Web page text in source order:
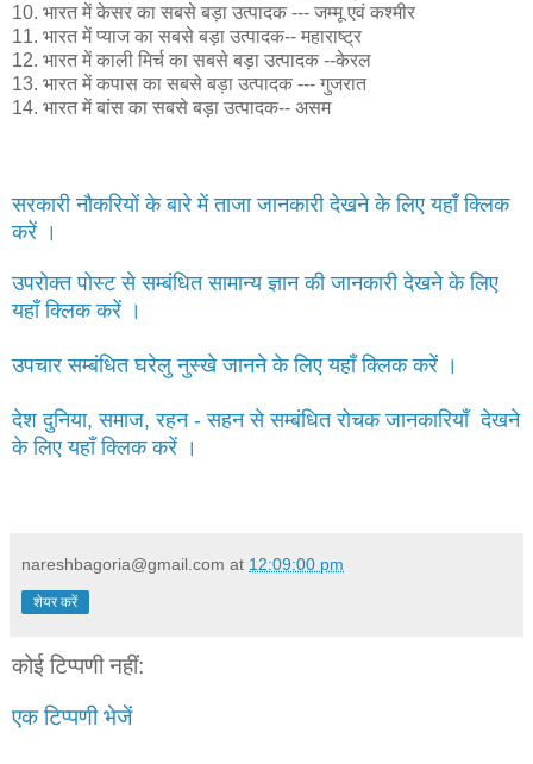
10. भारत में केसर का सबसे बड़ा उत्पादक --- जम्मू एवं कश्मीर
11. भारत में प्याज का सबसे बड़ा उत्पादक-- महाराष्ट्र
12. भारत में काली मिर्च का सबसे बड़ा उत्पादक --केरल
13. भारत में कपास का सबसे बड़ा उत्पादक --- गुजरात
14. भारत में बांस का सबसे बड़ा उत्पादक-- असम
सरकारी नौकरियों के बारे में ताजा जानकारी देखने के लिए यहाँ क्लिक
करें ।
उपरोक्त पोस्ट से सम्बंधित सामान्य ज्ञान की जानकारी देखने के लिए
यहाँ क्लिक करें ।
उपचार सम्बंधित घरेलु नुस्खे जानने के लिए यहाँ क्लिक करें ।
देश दुनिया, समाज, रहन - सहन से सम्बंधित रोचक जानकारियाँ देखने
के लिए यहाँ क्लिक करें ।
nareshbagoria@gmail.com at 12:09:00 pm
शेयर करें
कोई टिप्पणी नहीं:
एक टिप्पणी भेजें